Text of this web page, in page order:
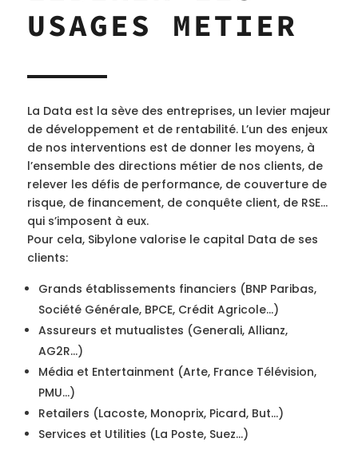
USAGES METIER
La Data est la sève des entreprises, un levier majeur
de développement et de rentabilité. L’un des enjeux
de nos interventions est de donner les moyens, à
l’ensemble des directions métier de nos clients, de
relever les défis de performance, de couverture de
risque, de financement, de conquête client, de RSE…
qui s’imposent à eux.
Pour cela, Sibylone valorise le capital Data de ses
clients:
Grands établissements financiers (BNP Paribas,
Société Générale, BPCE, Crédit Agricole…)
Assureurs et mutualistes (Generali, Allianz,
AG2R…)
Média et Entertainment (Arte, France Télévision,
PMU…)
Retailers (Lacoste, Monoprix, Picard, But…)
Services et Utilities (La Poste, Suez…)